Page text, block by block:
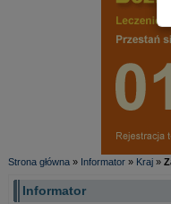
Strona główna » Informator » Kraj »
Informator